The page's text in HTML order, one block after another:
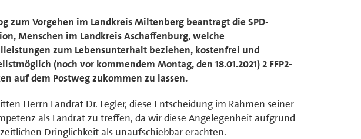
zum Vorgehen im Landkreis Miltenberg beantragt die SPD-
Menschen im Landkreis Aschaffenburg, welche
zum Lebensunterhalt beziehen, kostenfrei und
(noch vor kommendem Montag, den 18.01.2021) 2 FFP2-
auf dem Postweg zukommen zu lassen.
Herrn Landrat Dr. Legler, diese Entscheidung im Rahmen seiner
als Landrat zu treffen, da wir diese Angelegenheit aufgrund
Dringlichkeit als unaufschiebbar erachten.